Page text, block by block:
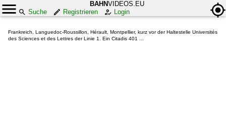
BAHNVIDEOS.EU
Suche
Registrieren Login
Frankreich, Languedoc-Roussillon, Hérault, Montpellier, kurz vor der Haltestelle Universités
des Sciences et des Lettres der Linie 1. Ein Citadis 401 ...